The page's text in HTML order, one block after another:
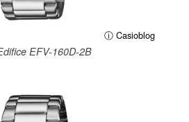
ⓘ Casioblog
EFV-160D-2B